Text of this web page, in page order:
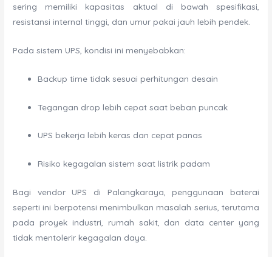
sering memiliki kapasitas aktual di bawah spesifikasi,
resistansi internal tinggi, dan umur pakai jauh lebih pendek.
Pada sistem UPS, kondisi ini menyebabkan:
Backup time tidak sesuai perhitungan desain
Tegangan drop lebih cepat saat beban puncak
UPS bekerja lebih keras dan cepat panas
Risiko kegagalan sistem saat listrik padam
Bagi vendor UPS di Palangkaraya, penggunaan baterai
seperti ini berpotensi menimbulkan masalah serius, terutama
pada proyek industri, rumah sakit, dan data center yang
tidak mentolerir kegagalan daya.